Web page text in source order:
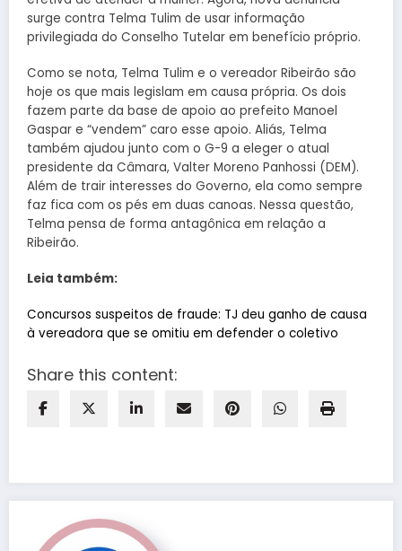
surge contra Telma Tulim de usar informação
privilegiada do Conselho Tutelar em benefício próprio.
Como se nota, Telma Tulim e o vereador Ribeirão são
hoje os que mais legislam em causa própria. Os dois
fazem parte da base de apoio ao prefeito Manoel
Gaspar e “vendem” caro esse apoio. Aliás, Telma
também ajudou junto com o G-9 a eleger o atual
presidente da Câmara, Valter Moreno Panhossi (DEM).
Além de trair interesses do Governo, ela como sempre
faz fica com os pés em duas canoas. Nessa questão,
Telma pensa de forma antagônica em relação a
Ribeirão.
Leia também:
Concursos suspeitos de fraude: TJ deu ganho de causa
à vereadora que se omitiu em defender o coletivo
Share this content: